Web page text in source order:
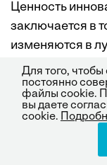
Ценность
заключается в
изменяются в
внутреннего
топливный
практически
пленочный
изображение,
цифровое, и
Для того,
постоянно
файлы cookie.
вы даете
cookie.